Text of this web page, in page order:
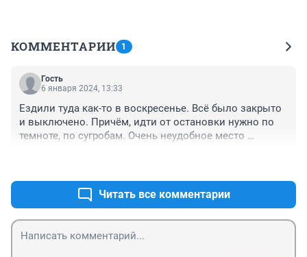
КОММЕНТАРИИ 1
Гость
6 января 2024, 13:33
Ездили туда как-то в воскресенье. Всё было закрыто
и выключено. Причём, идти от остановки нужно по
темноте, по сугробам. Очень неудобное место
Читать все комментарии